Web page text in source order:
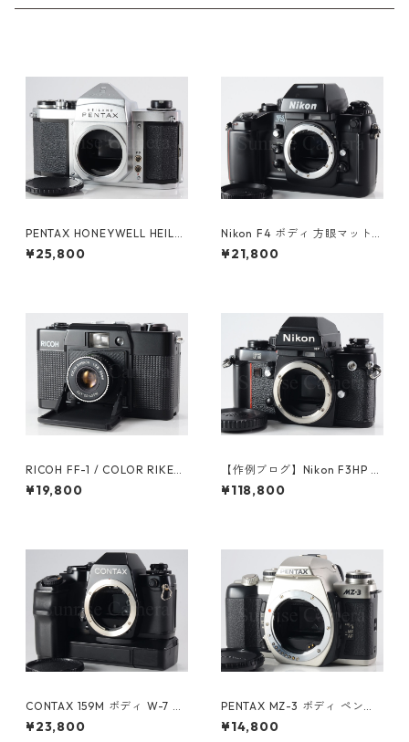
PENTAX HONEYWELL HEILA
ND H2 ペンタックス (61376)
¥25,800
Nikon F4 ボディ 方眼マット
スクリーン（E） / マットスク
リーン（B）付 ニコン（6124
¥21,800
RICOH FF-1 / COLOR RIKEN
ON 35mm F2.8 リコー（6149
3）
¥19,800
【作例ブログ】Nikon F3HP ボ
ディ 後期191万番台 ニコン（6
1308）
¥118,800
CONTAX 159M ボディ W-7 ワ
インダー付 コンタックス（61
025）
¥23,800
PENTAX MZ-3 ボディ ペンタ
ックス (60775)
¥14,800